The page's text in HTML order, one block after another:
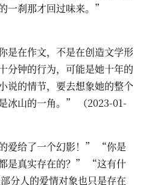
一刹那才回过味来。”
是在作文，不是在创造文学形
分钟的行为，可能是她十年的
说的情节，要去想象她的整个
冰山的一角。” （2023-01-
爱给了一个幻影！” “你是
是真实存在的？” “这有什
分人的爱情对象也只是存在